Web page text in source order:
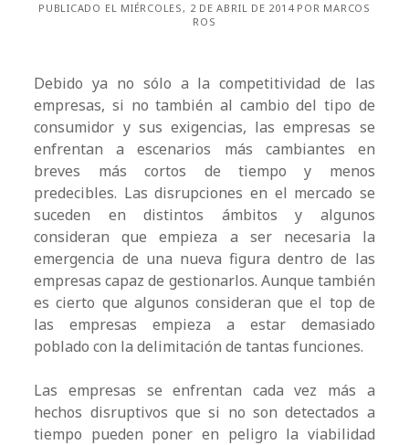
PUBLICADO EL MIÉRCOLES, 2 DE ABRIL DE 2014 POR MARCOS
ROS
Debido ya no sólo a la competitividad de las
empresas, si no también al cambio del tipo de
consumidor y sus exigencias, las empresas se
enfrentan a escenarios más cambiantes en
breves más cortos de tiempo y menos
predecibles. Las disrupciones en el mercado se
suceden en distintos ámbitos y algunos
consideran que empieza a ser necesaria la
emergencia de una nueva figura dentro de las
empresas capaz de gestionarlos. Aunque también
es cierto que algunos consideran que el top de
las empresas empieza a estar demasiado
poblado con la delimitación de tantas funciones.
Las empresas se enfrentan cada vez más a
hechos disruptivos que si no son detectados a
tiempo pueden poner en peligro la viabilidad